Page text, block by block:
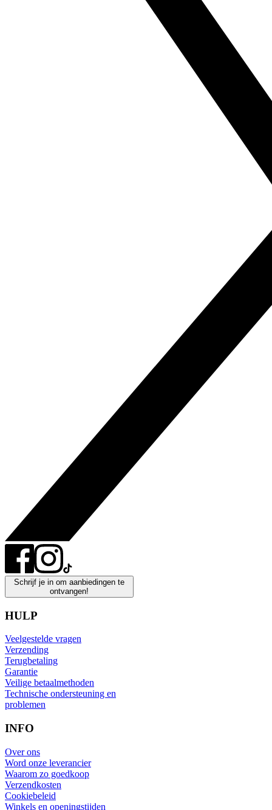
Schrijf je in om aanbiedingen te
ontvangen!
HULP
Veelgestelde vragen
Verzending
Terugbetaling
Garantie
Veilige betaalmethoden
Technische ondersteuning en
problemen
INFO
Over ons
Word onze leverancier
Waarom zo goedkoop
Verzendkosten
Cookiebeleid
Winkels en openingstijden